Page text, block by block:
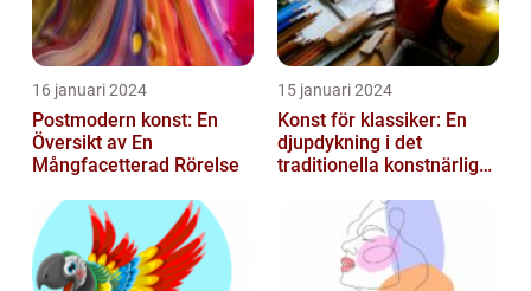
16 januari 2024
Postmodern konst: En
Översikt av En
Mångfacetterad Rörelse
15 januari 2024
Konst för klassiker: En
djupdykning i det
traditionella konstnärliga